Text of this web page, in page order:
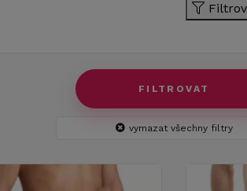
FILTROVAT
vymazat všechny filtry